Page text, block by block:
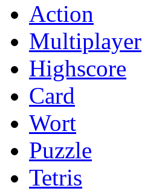
Action
Multiplayer
Highscore
Card
Wort
Puzzle
Tetris